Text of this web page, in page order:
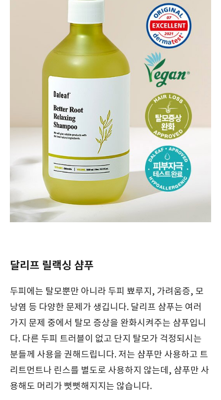
달리프 릴랙싱 샴푸
두피에는 탈모뿐만 아니라 두피 뾰루지, 가려움증, 모
낭염 등 다양한 문제가 생깁니다. 달리프 샴푸는 여러
가지 문제 중에서 탈모 증상을 완화시켜주는 샴푸입니
다. 다른 두피 트러블이 없고 단지 탈모가 걱정되시는
분들께 사용을 권해드립니다. 저는 샴푸만 사용하고 트
리트먼트나 린스를 별도로 사용하지 않는데, 샴푸만 사
용해도 머리가 뻣뻣해지지는 않습니다.